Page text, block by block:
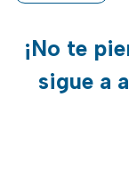
¡No te
sigue a